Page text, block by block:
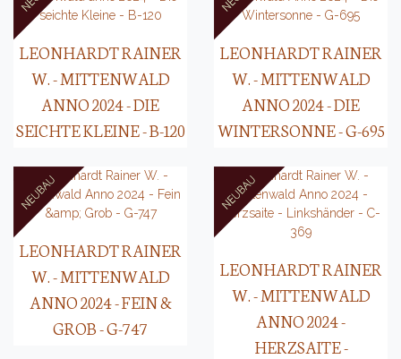
LEONHARDT RAINER
W. - MITTENWALD
ANNO 2024 - DIE
SEICHTE KLEINE - B-120
LEONHARDT RAINER
W. - MITTENWALD
ANNO 2024 - DIE
WINTERSONNE - G-695
LEONHARDT RAINER
W. - MITTENWALD
ANNO 2024 - FEIN &
GROB - G-747
LEONHARDT RAINER
W. - MITTENWALD
ANNO 2024 -
HERZSAITE -